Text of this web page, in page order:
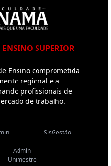
SUPERIOR
Ensino comprometida
regional e a
profissionais de
de trabalho.
SisGestão
Admin
Unimestre